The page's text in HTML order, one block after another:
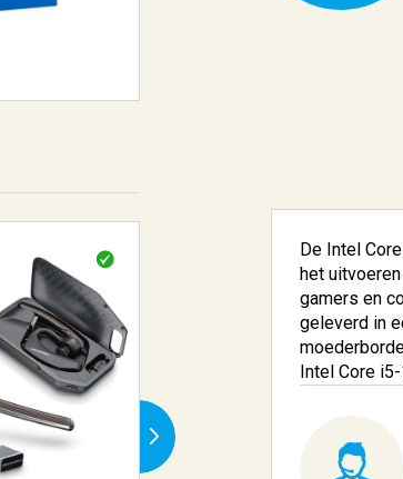
De Intel
het
gamers en
geleverd in
Intel Core